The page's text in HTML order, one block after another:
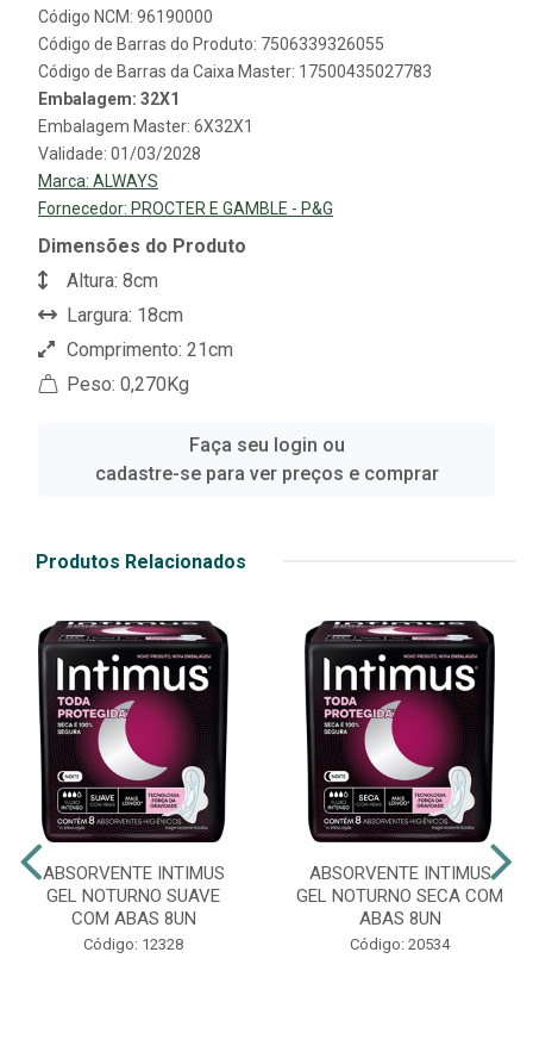
Código NCM: 96190000
Código de Barras do Produto: 7506339326055
Código de Barras da Caixa Master: 17500435027783
Embalagem: 32X1
Embalagem Master: 6X32X1
Validade: 01/03/2028
Marca: ALWAYS
Fornecedor: PROCTER E GAMBLE - P&G
Dimensões do Produto
Altura: 8cm
Largura: 18cm
Comprimento: 21cm
Peso: 0,270Kg
Faça seu login ou
cadastre-se para ver preços e comprar
Produtos Relacionados
ABSORVENTE INTIMUS
GEL NOTURNO SUAVE
COM ABAS 8UN
Código: 12328
ABSORVENTE INTIMUS
GEL NOTURNO SECA COM
ABAS 8UN
Código: 20534